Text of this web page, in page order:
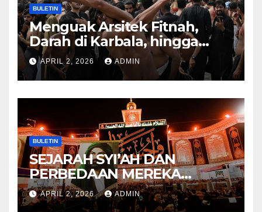
BULETIN
Menguak Arsitek Fitnah,
Darah di Karbala, hingga
Lahirnya Sekte-sekte serta
Mitos Imam Gaib
APRIL 2, 2026 ADMIN
BULETIN
SEJARAH SYI’AH DAN
PERBEDAAN MEREKA
ANTARA DULU DAN
SEKARANG
APRIL 2, 2026 ADMIN